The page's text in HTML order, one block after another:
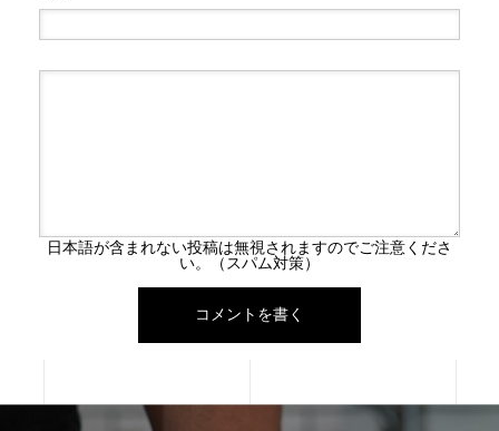
日本語が含まれない投稿は無視されますのでご注意くださ
い。（スパム対策）